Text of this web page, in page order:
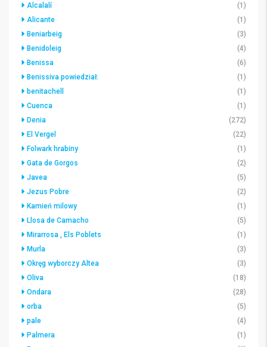
Alcalalí
(1)
Alicante
(1)
Beniarbeig
(3)
Benidoleig
(4)
Benissa
(6)
Benissiva powiedział:
(1)
benitachell
(1)
Cuenca
(1)
Denia
(272)
El Vergel
(22)
Folwark hrabiny
(1)
Gata de Gorgos
(2)
Javea
(5)
Jezus Pobre
(2)
Kamień milowy
(1)
Llosa de Camacho
(5)
Mirarrosa , Els Poblets
(1)
Murla
(3)
Okręg wyborczy Altea
(3)
Oliva
(18)
Ondara
(28)
orba
(5)
pale
(4)
Palmera
(1)